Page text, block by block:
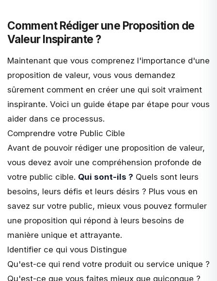
Comment Rédiger une Proposition de
Valeur Inspirante ?
Maintenant que vous comprenez l'importance d'une
proposition de valeur, vous vous demandez
sûrement comment en créer une qui soit vraiment
inspirante. Voici un guide étape par étape pour vous
aider dans ce processus.
Comprendre votre Public Cible
Avant de pouvoir rédiger une proposition de valeur,
vous devez avoir une compréhension profonde de
votre public cible. Qui sont-ils ? Quels sont leurs
besoins, leurs défis et leurs désirs ? Plus vous en
savez sur votre public, mieux vous pouvez formuler
une proposition qui répond à leurs besoins de
manière unique et attrayante.
Identifier ce qui vous Distingue
Qu'est-ce qui rend votre produit ou service unique ?
Qu'est-ce que vous faites mieux que quiconque ?